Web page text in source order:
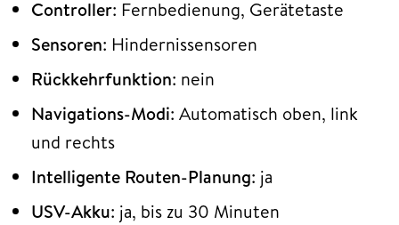
Controller: Fernbedienung, Gerätetaste
Sensoren: Hindernissensoren
Rückkehrfunktion: nein
Navigations-Modi: Automatisch oben, link
und rechts
Intelligente Routen-Planung: ja
USV-Akku: ja, bis zu 30 Minuten